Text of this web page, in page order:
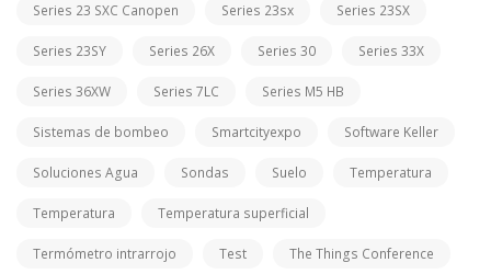
Series 23 SXC Canopen Series 23sx Series 23SX
Series 23SY Series 26X Series 30 Series 33X
Series 36XW Series 7LC Series M5 HB
Sistemas de bombeo Smartcityexpo Software Keller
Soluciones Agua Sondas Suelo Temperatura
Temperatura Temperatura superficial
Termómetro intrarrojo Test The Things Conference